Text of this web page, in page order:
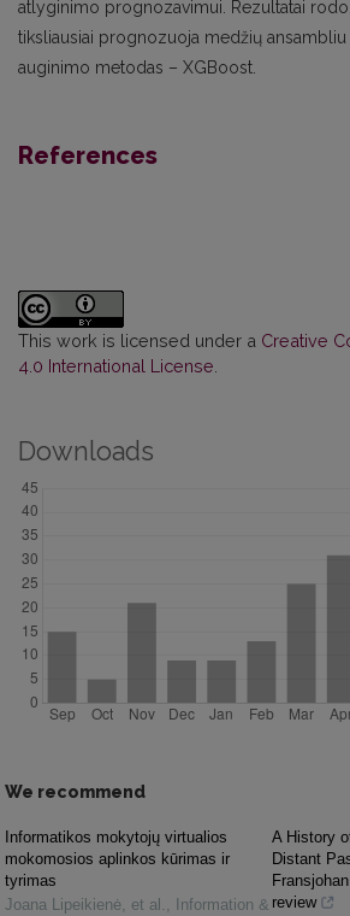
atlyginimo prognozavimui. Rezultatai
tiksliausiai prognozuoja medžių
auginimo metodas – XGBoost.
References
This work is licensed under a Creative
4.0 International License
Downloads
We recommend
Informatikos mokytojų virtualios
mokomosios aplinkos kūrimas ir
tyrimas
Joana Lipeikienė, et al. ,
Information &
A History
Distant
review